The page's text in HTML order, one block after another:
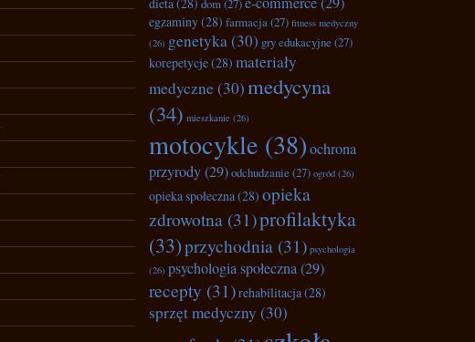
dom(27)
egzaminy(28) farmacja(27) fitness medyczny
(26) genetyka(30) gry edukacyjne (27)
korepetycje(28) materiały
medyczne (30)medycyna
(34) mieszkanie (26)
motocykle (38)ochrona
przyrody(29)odchudzanie (27) ogród (26)
opieka społeczna(28) opieka
zdrowotna (31)profilaktyka
(33)przychodnia (31) psychologia
(26) psychologia społeczna(29)
recepty (31)rehabilitacja(28)
sprzęt medyczny (30)